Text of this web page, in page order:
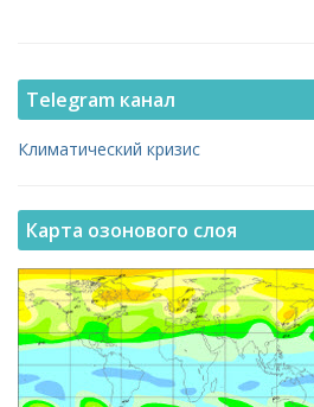
Telegram канал
Климатический кризис
Карта озонового слоя